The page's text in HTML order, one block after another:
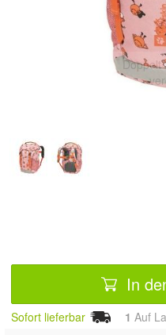
Doppelt
In
Sofort lieferbar 1 Auf